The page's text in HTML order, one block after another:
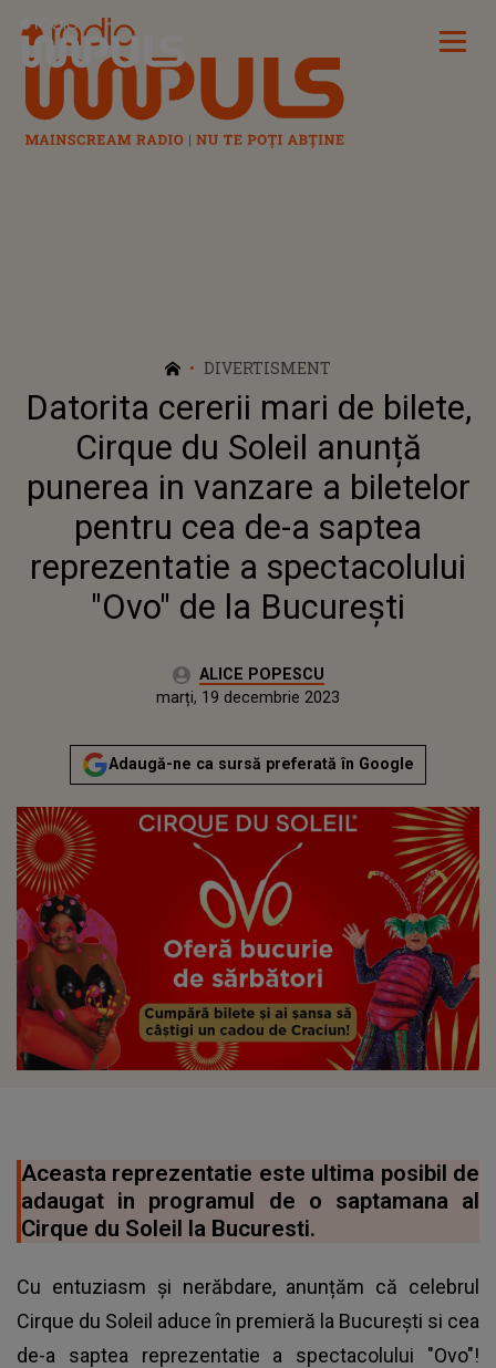
Radio Impuls
DIVERTISMENT
Datorita cererii mari de bilete,
Cirque du Soleil anunță
punerea in vanzare a biletelor
pentru cea de-a saptea
reprezentatie a spectacolului
"Ovo" de la București
Autor:ALICE POPESCU
luni, 18 decembrie 2023Actualizat:
marți, 19 decembrie 2023
Adaugă-ne ca sursă preferată în Google
Aceasta reprezentatie este ultima posibil de
adaugat in programul de o saptamana al
Cirque du Soleil la Bucuresti.
Cu entuziasm și nerăbdare, anunțăm că celebrul
Cirque du Soleil aduce în premieră la București si cea
de-a saptea reprezentatie a spectacolului "Ovo"!